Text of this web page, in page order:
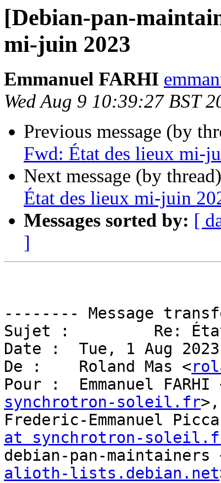
[Debian-pan-
mi-juin 2023
Emmanuel FARHI
Wed Aug 9 10:39:27 BST
Previous message (by
Fwd: État des lieux mi-
Next message (by
État des lieux mi-juin
Messages sorted by: [
]
-------- Message
Sujet : 	Re: État des lieux mi-juin 2023
Date : 	Tue, 1 Aug 2023 17:33:36 +0200
De : 	Roland Mas <
Pour : 	Emmanuel
synchrotron-soleil.fr
Frederic-Emmanuel
at synchrotron-
debian-pan-maintainers
alioth-lists.debian.net